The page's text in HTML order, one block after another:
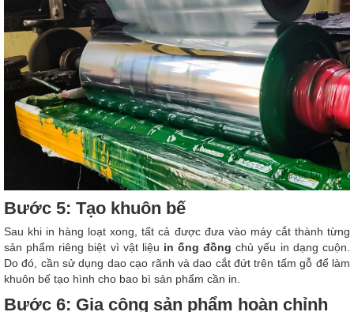
Bước 5: Tạo khuôn bế
Sau khi in hàng loạt xong, tất cả được đưa vào máy cắt thành từng
sản phẩm riêng biệt vì vật liệu in ống đồng chủ yếu in dạng cuộn.
Do đó, cần sử dụng dao cạo rãnh và dao cắt đứt trên tấm gỗ để làm
khuôn bế tạo hình cho bao bì sản phẩm cần in.
Bước 6: Gia công sản phẩm hoàn chỉnh